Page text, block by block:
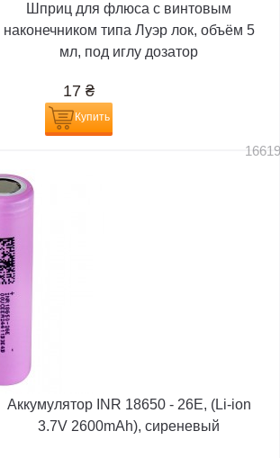
Шприц для флюса с винтовым
наконечником типа Луэр лок, объём 5
мл, под иглу дозатор
17 ₴
Купить
Аккумулятор INR 18650 - 26E, (Li-ion
3.7V 2600mAh), сиреневый